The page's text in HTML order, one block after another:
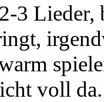
3
voll da.